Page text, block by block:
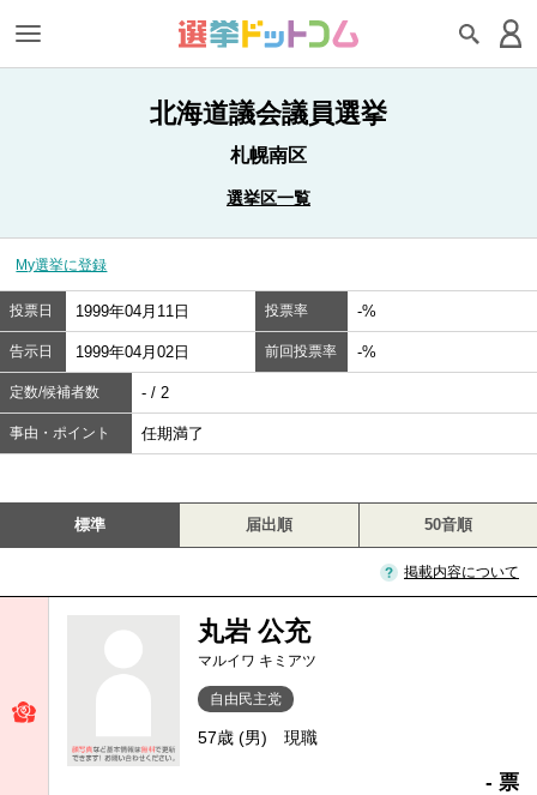
北海道議会議員選挙
札幌南区
選挙区一覧
My選挙に登録
投票日 1999年04月11日 投票率 -%
告示日 1999年04月02日 前回投票率 -%
定数/候補者数 - / 2
事由・ポイント 任期満了
標準 届出順 50音順
掲載内容について
丸岩 公充
マルイワ キミアツ
自由民主党
57歳 (男) 現職
- 票